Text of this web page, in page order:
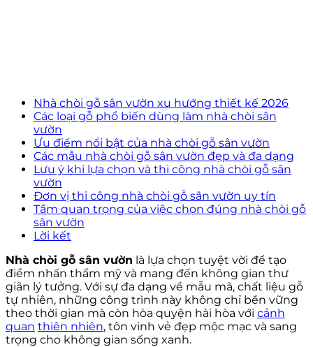
Nhà chòi gỗ sân vườn xu hướng thiết kế 2026
Các loại gỗ phổ biến dùng làm nhà chòi sân
vườn
Ưu điểm nổi bật của nhà chòi gỗ sân vườn
Các mẫu nhà chòi gỗ sân vườn đẹp và đa dạng
Lưu ý khi lựa chọn và thi công nhà chòi gỗ sân
vườn
Đơn vị thi công nhà chòi gỗ sân vườn uy tín
Tầm quan trọng của việc chọn đúng nhà chòi gỗ
sân vườn
Lời kết
Nhà chòi gỗ sân vườn là lựa chọn tuyệt vời để tạo
điểm nhấn thẩm mỹ và mang đến không gian thư
giãn lý tưởng. Với sự đa dạng về mẫu mã, chất liệu gỗ
tự nhiên, những công trình này không chỉ bền vững
theo thời gian mà còn hòa quyện hài hòa với cảnh
quan thiên nhiên, tôn vinh vẻ đẹp mộc mạc và sang
trọng cho không gian sống xanh.